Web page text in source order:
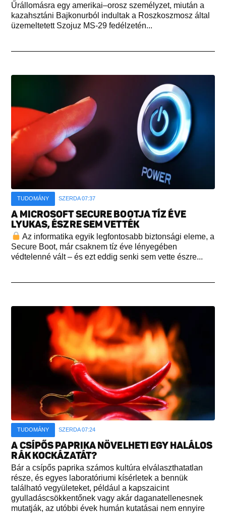
Űrállomásra egy amerikai–orosz személyzet, miután a
kazahsztáni Bajkonurból indultak a Roszkoszmosz által
üzemeltetett Szojuz MS-29 fedélzetén...
TUDOMÁNY SZERDA 07:37
A MICROSOFT SECURE BOOTJA TÍZ ÉVE
LYUKAS, ÉSZRE SEM VETTÉK
Az informatika egyik legfontosabb biztonsági eleme, a
Secure Boot, már csaknem tíz éve lényegében
védtelenné vált – és ezt eddig senki sem vette észre...
TUDOMÁNY SZERDA 07:24
A CSÍPŐS PAPRIKA NÖVELHETI EGY HALÁLOS
RÁK KOCKÁZATÁT?
Bár a csípős paprika számos kultúra elválaszthatatlan
része, és egyes laboratóriumi kísérletek a bennük
található vegyületeket, például a kapszaicint
gyulladáscsökkentőnek vagy akár daganatellenesnek
mutatják, az utóbbi évek humán kutatásai nem ennyire